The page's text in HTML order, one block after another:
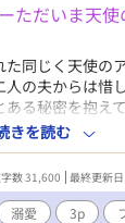
だいま天使
同じく天使の
の夫からは惜
る秘密を抱え
「この愛に変わ
では…」ーー
パパ二人！ 秘
きを読む
数 31,600 最終更新
溺愛 3p